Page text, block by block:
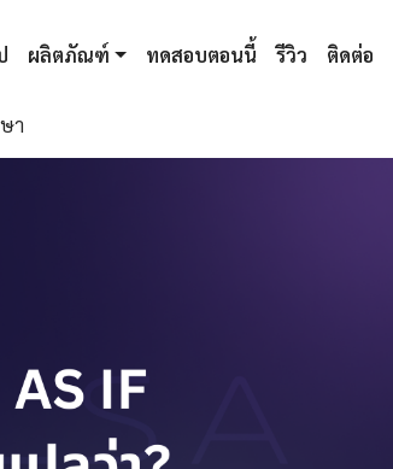
ผลิตภัณฑ์ ทดสอบตอนนี้ รีวิว ติดต่อ
า